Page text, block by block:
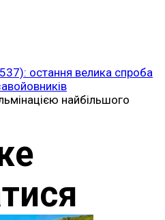
остання велика спроба
найбільшого